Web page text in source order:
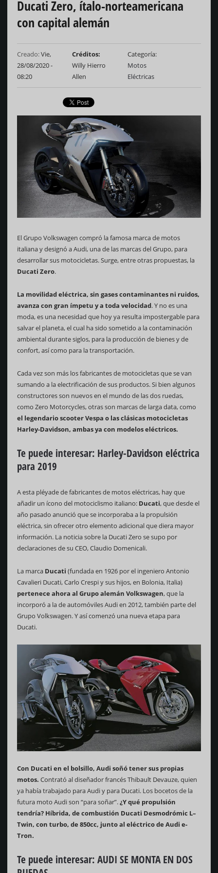
Ducati Zero, ítalo-norteamericana
con capital alemán
Creado:Vie,
28/08/2020 -
08:20
Créditos
Willy Hierro
Allen
Categoría
Motos
Eléctricas
El Grupo Volkswagen compró la famosa marca de motos
italiana y designó a Audi, una de las marcas del Grupo, para
desarrollar sus motocicletas. Surge, entre otras propuestas, la
Ducati Zero.
La movilidad eléctrica, sin gases contaminantes ni ruidos,
avanza con gran ímpetu y a toda velocidad. Y no es una
moda, es una necesidad que hoy ya resulta impostergable para
salvar el planeta, el cual ha sido sometido a la contaminación
ambiental durante siglos, para la producción de bienes y de
confort, así como para la transportación.
Cada vez son más los fabricantes de motocicletas que se van
sumando a la electrificación de sus productos. Si bien algunos
constructores son nuevos en el mundo de las dos ruedas,
como Zero Motorcycles, otras son marcas de larga data, como
el legendario scooter Vespa o las clásicas motocicletas
Harley-Davidson, ambas ya con modelos eléctricos.
Te puede interesar: Harley-Davidson eléctrica
para 2019
A esta pléyade de fabricantes de motos eléctricas, hay que
añadir un ícono del motociclismo italiano: Ducati, que desde el
año pasado anunció que se incorporaba a la propulsión
eléctrica, sin ofrecer otro elemento adicional que diera mayor
información. La noticia sobre la Ducati Zero se supo por
declaraciones de su CEO, Claudio Domenicali.
La marca Ducati (fundada en 1926 por el ingeniero Antonio
Cavalieri Ducati, Carlo Crespi y sus hijos, en Bolonia, Italia)
pertenece ahora al Grupo alemán Volkswagen, que la
incorporó a la de automóviles Audi en 2012, también parte del
Grupo Volkswagen. Y así comenzó una nueva etapa para
Ducati.
Con Ducati en el bolsillo, Audi soñó tener sus propias
motos. Contrató al diseñador francés Thibault Devauze, quien
ya había trabajado para Audi y para Ducati. Los bocetos de la
futura moto Audi son “para soñar”.¿Y qué propulsión
tendría? Híbrida, de combustión Ducati Desmodrómic L–
Twin, con turbo, de 850cc, junto al eléctrico de Audi e-
Tron.
Te puede interesar: AUDI SE MONTA EN DOS